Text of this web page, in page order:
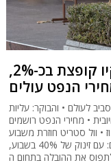
הבוקר בשווקים: בורסת טוקיו קופצת בכ-2%,
הנפט עולים
לעולם • והבוקר: עליות
• מחירי הנפט רושמים
• וול סטריט חוזרת משבוע
מנצח, כשהמדדים המובילים בטריטוריית שיא • וגם: עם זינוק של 40% בשבוע,